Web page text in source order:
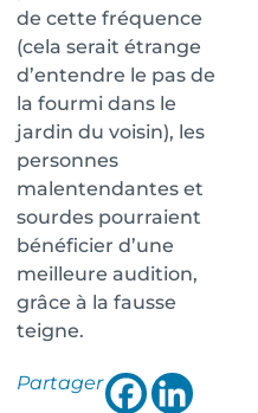
de cette fréquence
(cela serait étrange
d’entendre le pas de
la fourmi dans le
jardin du voisin), les
personnes
malentendantes et
sourdes pourraient
bénéficier d’une
meilleure audition,
grâce à la fausse
teigne.
Partager